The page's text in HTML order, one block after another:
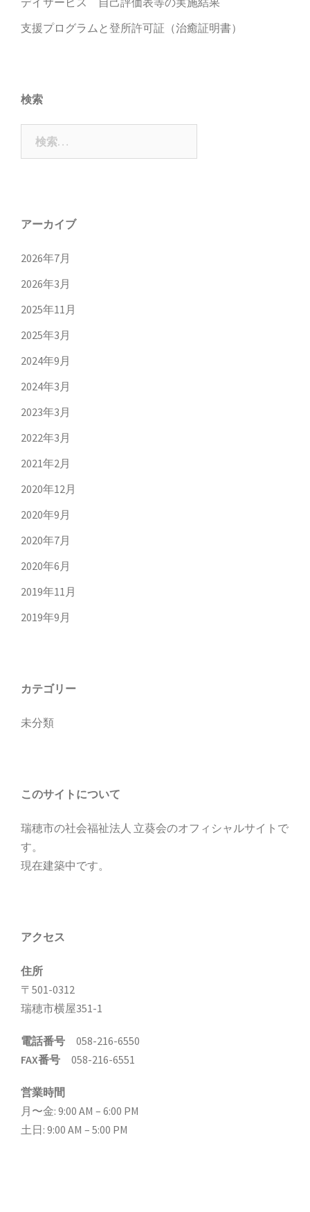
支援プログラムと登所許可証（治癒証明書）
検索
アーカイブ
2026年7月
2026年3月
2025年11月
2025年3月
2024年9月
2024年3月
2023年3月
2022年3月
2021年2月
2020年12月
2020年9月
2020年7月
2020年6月
2019年11月
2019年9月
カテゴリー
未分類
このサイトについて
瑞穂市の社会福祉法人 立葵会のオフィシャルサイトで
す。
現在建築中です。
アクセス
住所
〒501-0312
瑞穂市横屋351-1
電話番号 058-216-6550
FAX番号 058-216-6551
営業時間
月〜金: 9:00 AM – 6:00 PM
土日: 9:00 AM – 5:00 PM